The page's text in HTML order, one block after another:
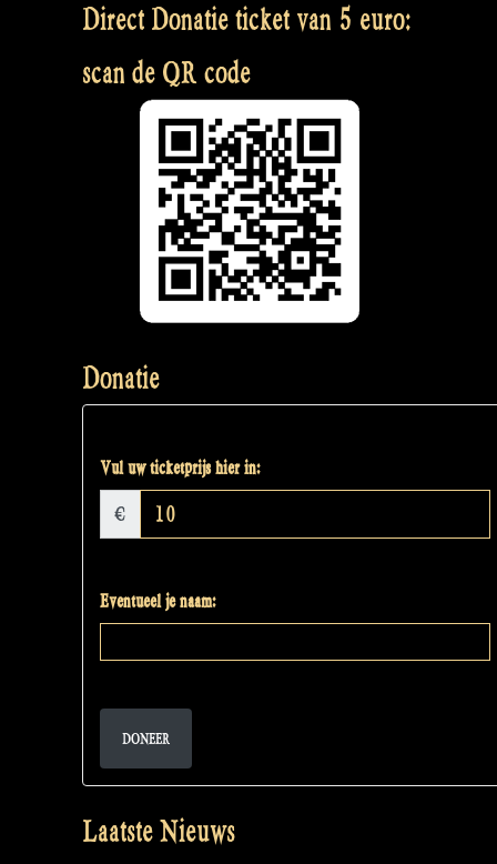
Direct Donatie ticket van 5 euro:
scan de QR code
Donatie
Vul uw ticketprijs hier in:
€
Eventueel je naam:
DONEER
Laatste Nieuws